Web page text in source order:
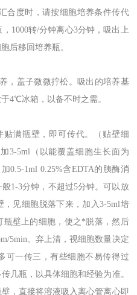
合度时，请按细胞培养条件传代
1000转/分钟离心3分钟，吸出上
后移回培养瓶。
，盖子微微拧松。吸出的培养基
4℃冰箱，以备不时之需。
满瓶壁，即可传代。（贴壁细
3-5ml（以能覆盖细胞生长面为
0.5-1ml 0.25%含EDTA的胰酶消
1-3分钟，不超过5分钟。可以放
见细胞脱落下来，加入3-5ml培
瓶壁上的细胞，使之*脱落，然后
5min。弃上清，视细胞数量决定
可一传三，有些细胞不易传得过
几瓶，以具体细胞和经验为准。
，直接将溶液吸入离心管离心即